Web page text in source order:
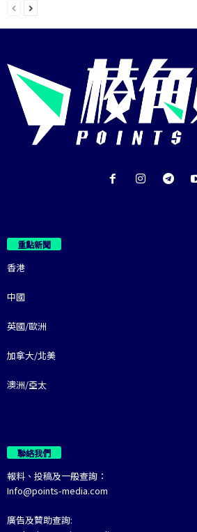
重點新聞
香港
中國
英國/歐洲
加拿大/北美
澳洲/亞太
聯絡我們
報料、投稿及一般查詢：
Info@points-media.com
廣告及贊助查詢: